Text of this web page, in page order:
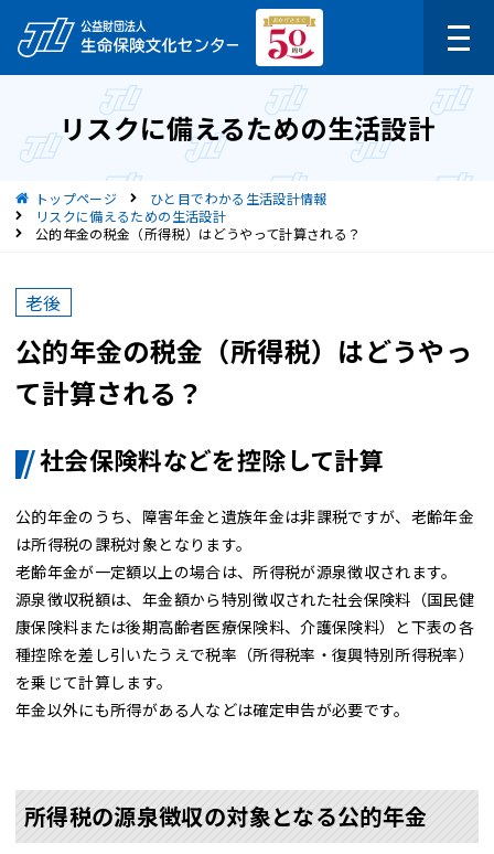
リスクに備えるための生活設計
現在位置トップページ
ひと目でわかる生活設計情報
リスクに備えるための生活設計
公的年金の税金（所得税）はどうやって計算される？
老後
公的年金の税金（所得税）はどうやっ
て計算される？
社会保険料などを控除して計算
公的年金のうち、障害年金と遺族年金は非課税ですが、老齢年金
は所得税の課税対象となります。
老齢年金が一定額以上の場合は、所得税が源泉徴収されます。
源泉徴収税額は、年金額から特別徴収された社会保険料（国民健
康保険料または後期高齢者医療保険料、介護保険料）と下表の各
種控除を差し引いたうえで税率（所得税率・復興特別所得税率）
を乗じて計算します。
年金以外にも所得がある人などは確定申告が必要です。
所得税の源泉徴収の対象となる公的年金